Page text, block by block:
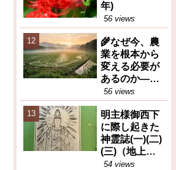
年)
56 views
🌾なぜ今、農
業を根本から
変える必要が
あるのか――
岡田茂吉が訴
えた食糧問題
の本質（トピ
ックス）
56 views
明主様御西下
に際し起きた
神霊誌(一)(二)
(三)（地上天
国31号 昭和26
54 views